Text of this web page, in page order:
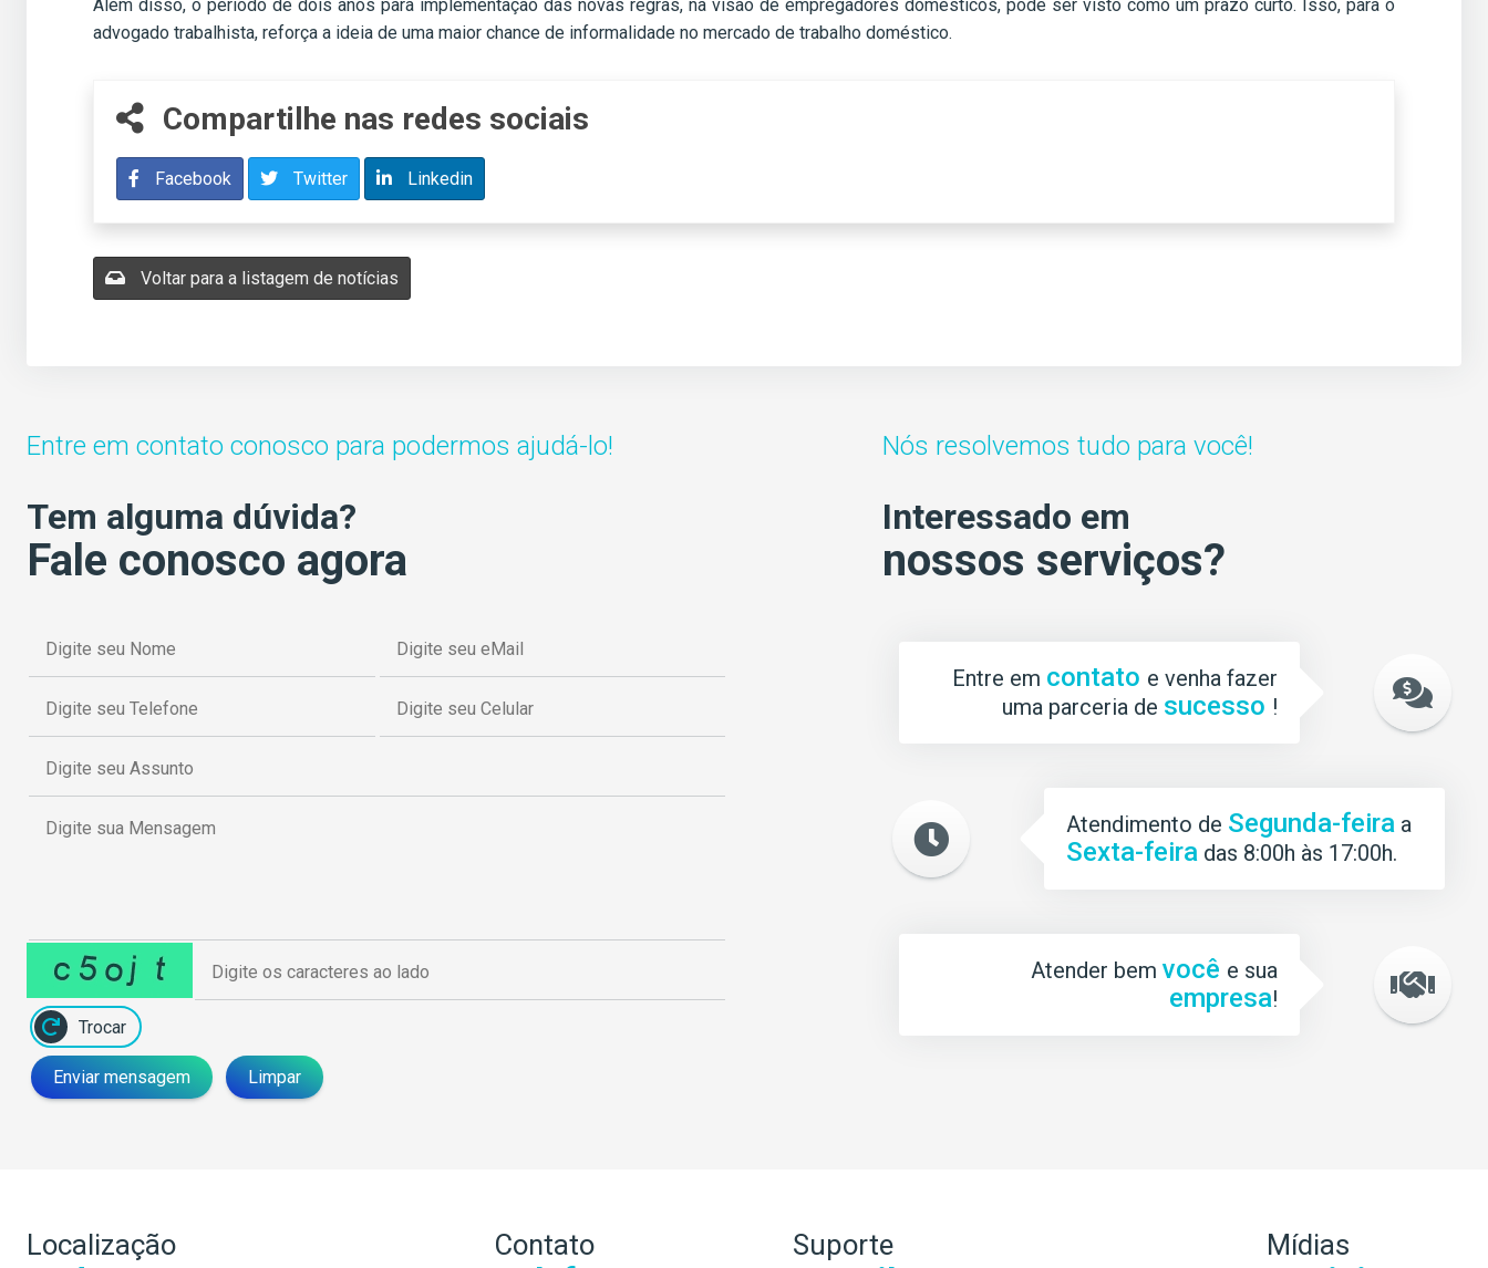
Além disso, o período de dois anos para implementação das novas regras, na visão de empregadores domésticos, pode ser visto como um prazo curto. Isso, para o
advogado trabalhista, reforça a ideia de uma maior chance de informalidade no mercado de trabalho doméstico.
Compartilhe nas redes sociais
Facebook Twitter Linkedin
Voltar para a listagem de notícias
Entre em contato conosco para podermos ajudá-lo!
Tem alguma dúvida?
Fale conosco agora
Trocar
Enviar mensagem Limpar
Nós resolvemos tudo para você!
Interessado em
nossos serviços?
Entre em contato e venha fazer
uma parceria de sucesso !
Atendimento de Segunda-feira a
Sexta-feira das 8:00h às 17:00h.
Atender bemvocê e sua
empresa!
Localização Contato Suporte Mídias